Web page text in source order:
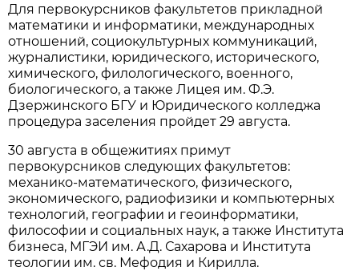
Для первокурсников факультетов прикладной
математики и информатики, международных
отношений, социокультурных коммуникаций,
журналистики, юридического, исторического,
химического, филологического, военного,
биологического, а также Лицея им. Ф.Э.
Дзержинского БГУ и Юридического колледжа
процедура заселения пройдет 29 августа.
30 августа в общежитиях примут
первокурсников следующих факультетов:
механико-математического, физического,
экономического, радиофизики и компьютерных
технологий, географии и геоинформатики,
философии и социальных наук, а также Института
бизнеса, МГЭИ им. А.Д. Сахарова и Института
теологии им. св. Мефодия и Кирилла.